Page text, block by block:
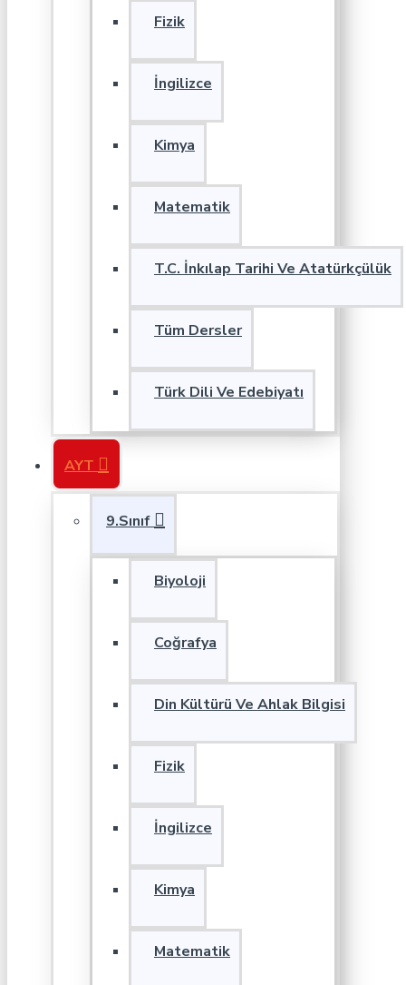
Fizik
İngilizce
Kimya
Matematik
T.C. İnkılap Tarihi Ve Atatürkçülük
Tüm Dersler
Türk Dili Ve Edebiyatı
AYT
9.Sınıf
Biyoloji
Coğrafya
Din Kültürü Ve Ahlak Bilgisi
Fizik
İngilizce
Kimya
Matematik